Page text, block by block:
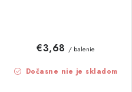
Dočasne nie je skladom
€3,68 / balenie